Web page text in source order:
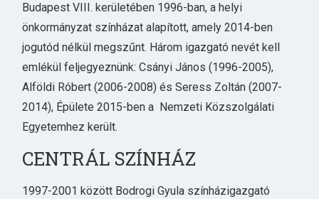
Budapest VIII. kerületében 1996-ban, a helyi
önkormányzat színházat alapított, amely 2014-ben
jogutód nélkül megszűnt. Három igazgató nevét kell
emlékül feljegyeznünk: Csányi János (1996-2005),
Alföldi Róbert (2006-2008) és Seress Zoltán (2007-
2014), Épülete 2015-ben a Nemzeti Közszolgálati
Egyetemhez került.
CENTRÁL SZÍNHÁZ
1997-2001 között Bodrogi Gyula színházigazgató